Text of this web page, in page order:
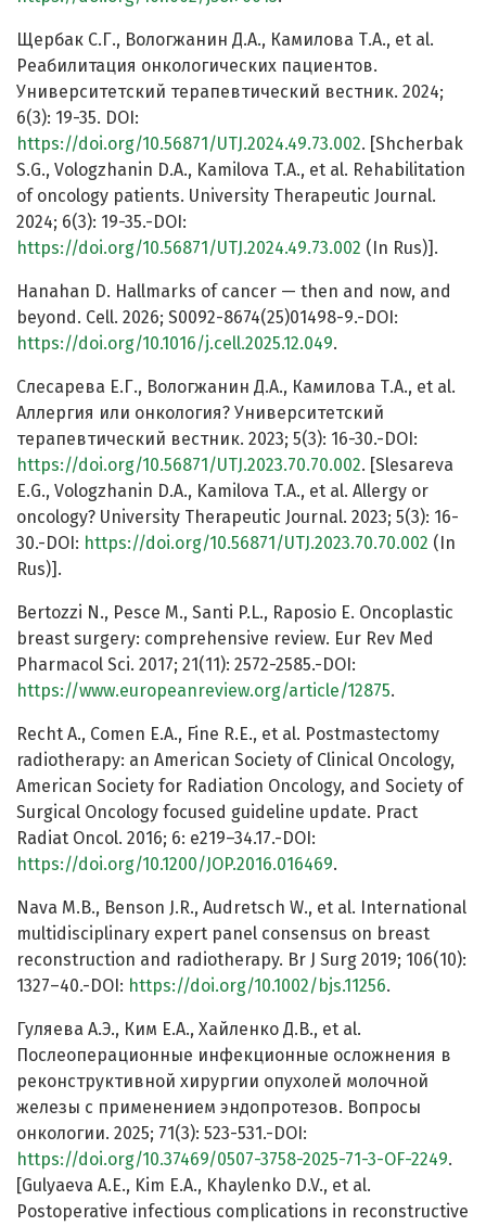
Щербак С.Г., Вологжанин Д.А., Камилова Т.А., et al.
Реабилитация онкологических пациентов.
Университетский терапевтический вестник. 2024;
6(3): 19-35. DOI:
https://doi.org/10.56871/UTJ.2024.49.73.002. [Shcherbak
S.G., Vologzhanin D.A., Kamilova T.A., et al. Rehabilitation
of oncology patients. University Therapeutic Journal.
2024; 6(3): 19-35.-DOI:
https://doi.org/10.56871/UTJ.2024.49.73.002 (In Rus)].
Hanahan D. Hallmarks of cancer — then and now, and
beyond. Cell. 2026; S0092-8674(25)01498-9.-DOI:
https://doi.org/10.1016/j.cell.2025.12.049.
Слесарева Е.Г., Вологжанин Д.А., Камилова Т.А., et al.
Аллергия или онкология? Университетский
терапевтический вестник. 2023; 5(3): 16-30.-DOI:
https://doi.org/10.56871/UTJ.2023.70.70.002. [Slesareva
E.G., Vologzhanin D.A., Kamilova T.A., et al. Allergy or
oncology? University Therapeutic Journal. 2023; 5(3): 16-
30.-DOI: https://doi.org/10.56871/UTJ.2023.70.70.002 (In
Rus)].
Bertozzi N., Pesce M., Santi P.L., Raposio E. Oncoplastic
breast surgery: comprehensive review. Eur Rev Med
Pharmacol Sci. 2017; 21(11): 2572-2585.-DOI:
https://www.europeanreview.org/article/12875.
Recht A., Comen E.A., Fine R.E., et al. Postmastectomy
radiotherapy: an American Society of Clinical Oncology,
American Society for Radiation Oncology, and Society of
Surgical Oncology focused guideline update. Pract
Radiat Oncol. 2016; 6: e219–34.17.-DOI:
https://doi.org/10.1200/JOP.2016.016469.
Nava M.B., Benson J.R., Audretsch W., et al. International
multidisciplinary expert panel consensus on breast
reconstruction and radiotherapy. Br J Surg 2019; 106(10):
1327–40.-DOI: https://doi.org/10.1002/bjs.11256.
Гуляева А.Э., Ким Е.А., Хайленко Д.В., et al.
Послеоперационные инфекционные осложнения в
реконструктивной хирургии опухолей молочной
железы с применением эндопротезов. Вопросы
онкологии. 2025; 71(3): 523-531.-DOI:
https://doi.org/10.37469/0507-3758-2025-71-3-OF-2249.
[Gulyaeva A.E., Kim E.A., Khaylenko D.V., et al.
Postoperative infectious complications in reconstructive